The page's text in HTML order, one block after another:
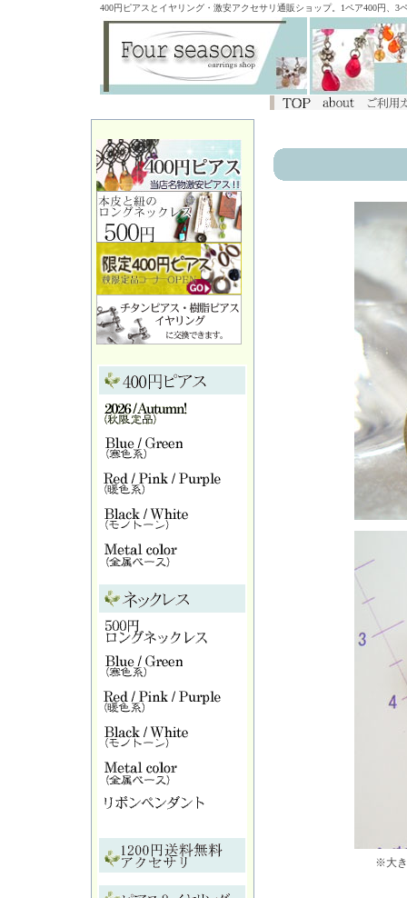
400円ピアスとイヤリング・激安アクセサリ通販ショップ。1ペア400円、
※大き